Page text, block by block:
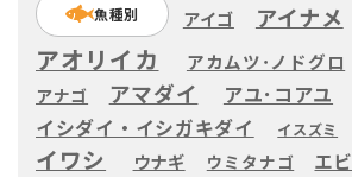
魚種別 アイゴ アイナメ
アオリイカ アカムツ･ノドグロ
アナゴ アマダイ アユ･コアユ
イシダイ・イシガキダイ イスズミ
イワシ ウナギ ウミタナゴ エ